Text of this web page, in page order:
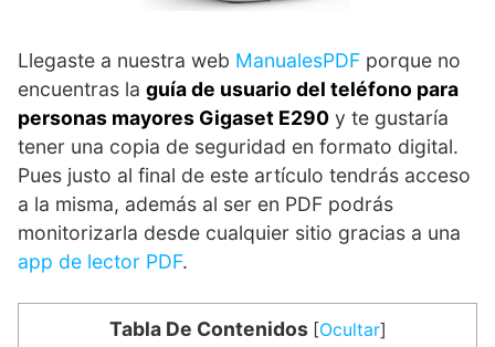
Llegaste a nuestra web ManualesPDF porque no
encuentras la guía de usuario del teléfono para
personas mayores Gigaset E290 y te gustaría
tener una copia de seguridad en formato digital.
Pues justo al final de este artículo tendrás acceso
a la misma, además al ser en PDF podrás
monitorizarla desde cualquier sitio gracias a una
app de lector PDF.
Tabla De Contenidos [Ocultar]